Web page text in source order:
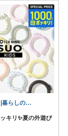
かなう|暮らしの記録🌱
キリ✨夏の外遊び